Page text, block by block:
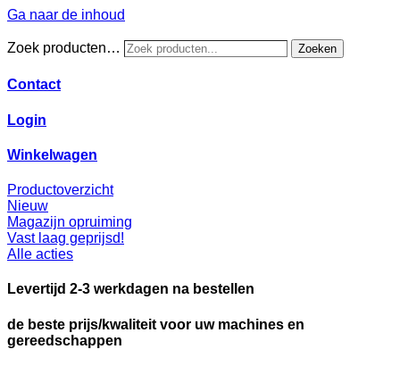
Ga naar de inhoud
Zoek producten… Zoeken
Contact
Login
Winkelwagen
Productoverzicht
Nieuw
Magazijn opruiming
Vast laag geprijsd!
Alle acties
Levertijd 2-3 werkdagen na bestellen
de beste prijs/kwaliteit voor uw machines en
gereedschappen